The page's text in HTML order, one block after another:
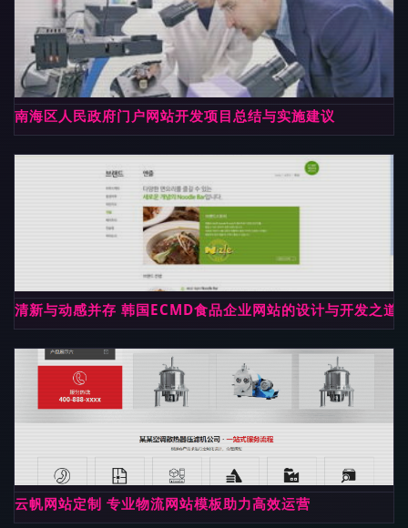
南海区人民政府门户网站开发项目总结与实施建议
清新与动感并存 韩国ECMD食品企业网站的设计与开发之道
云帆网站定制 专业物流网站模板助力高效运营